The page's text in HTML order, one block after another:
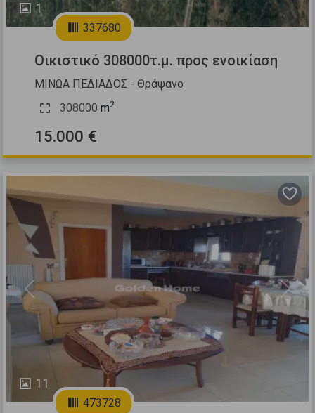
1
337680
Οικιστικό 308000τ.μ. προς ενοικίαση
ΜΙΝΩΑ ΠΕΔΙΑΔΟΣ - Θράψανο
308000 m2
15.000 €
11
Previous Next
473728